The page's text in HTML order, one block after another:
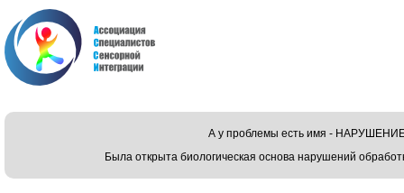
А у проблемы есть имя -
Была открыта биологическая основа нарушений